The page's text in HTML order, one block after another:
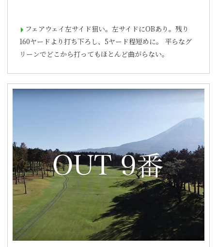
フェアウェイ左サイド狙い。左サイドにOBあり。残り
160ヤードより打ち下ろし、5ヤード程短めに。 平らなグ
リーンでどこから打ってもほとんど曲がらない。